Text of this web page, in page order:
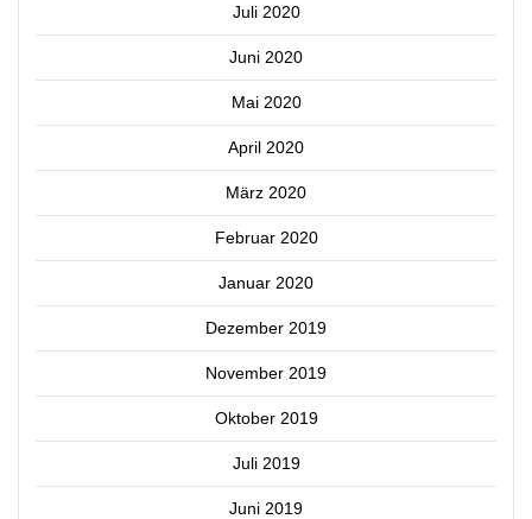
Juli 2020
Juni 2020
Mai 2020
April 2020
März 2020
Februar 2020
Januar 2020
Dezember 2019
November 2019
Oktober 2019
Juli 2019
Juni 2019